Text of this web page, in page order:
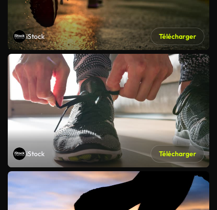
iStock Télécharger
iStock Télécharger